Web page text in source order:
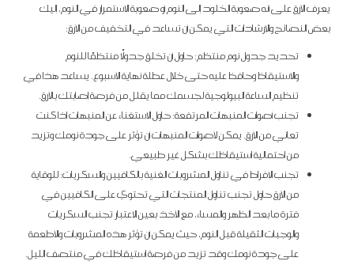
يعرف الأرق على أنه صعوبة الخلود إلى النوم أو صعوبة الاستمرار في النوم، إليك
بعض النصائح والإرشادات التي يمكن أن تساعد في التخفيف من الأرق:
تحديد جدول نوم منتظم: حاول أن تخلق جدولًا منتظمًا للنوم
والاستيقاظ وحافظ عليه حتى خلال عطلة نهاية الأسبوع. يساعد هذا في
تنظيم الساعة البيولوجية لجسمك مما يقلل من فرصة إصابتك بالأرق.
تجنب أصوات المنبهات المرتفعة: حاول الاستغناء عن المنبهات إذا كنت
تعاني من الأرق. يمكن لأصوات المنبهات أن تؤثر على جودة نومك وتزيد
من احتمالية استيقاظك بشكل غير طبيعي.
تجنب الإفراط في تناول المشروبات الغنية بالكافيين والسكريات: للوقاية
من الأرق حاول تجنب تناول المنتجات التي تحتوي على الكافيين في
فترة ما بعد الظهر والمساء، مع الأخذ بعين الاعتبار تجنب السكريات
والوجبات الثقيلة قبل النوم، حيث يمكن أن تؤثر هذه المشروبات والأطعمة
على جودة نومك وقد تزيد من فرصة استيقاظك في منتصف الليل.